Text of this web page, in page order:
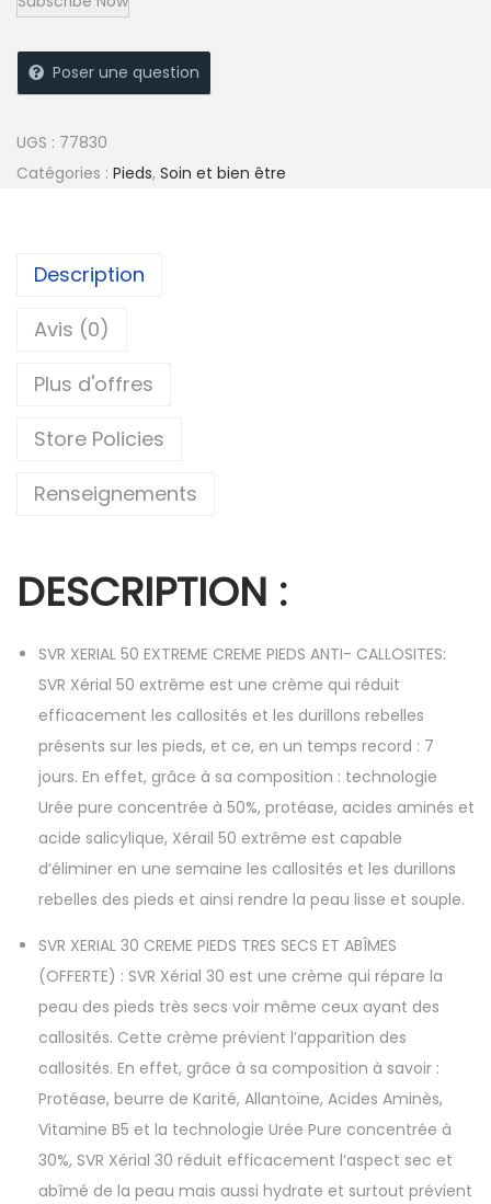
Poser une question
UGS : 77830
Catégories : Pieds, Soin et bien être
Description
Avis (0)
Plus d'offres
Store Policies
Renseignements
DESCRIPTION :
SVR XERIAL 50 EXTREME CREME PIEDS ANTI- CALLOSITES:
SVR Xérial 50 extrême est une crème qui réduit
efficacement les callosités et les durillons rebelles
présents sur les pieds, et ce, en un temps record : 7
jours. En effet, grâce à sa composition : technologie
Urée pure concentrée à 50%, protéase, acides aminés et
acide salicylique, Xérail 50 extrême est capable
d’éliminer en une semaine les callosités et les durillons
rebelles des pieds et ainsi rendre la peau lisse et souple.
SVR XERIAL 30 CREME PIEDS TRES SECS ET ABÎMES
(OFFERTE) : SVR Xérial 30 est une crème qui répare la
peau des pieds très secs voir même ceux ayant des
callosités. Cette crème prévient l’apparition des
callosités. En effet, grâce à sa composition à savoir :
Protéase, beurre de Karité, Allantoïne, Acides Aminès,
Vitamine B5 et la technologie Urée Pure concentrée à
30%, SVR Xérial 30 réduit efficacement l’aspect sec et
abîmé de la peau mais aussi hydrate et surtout prévient